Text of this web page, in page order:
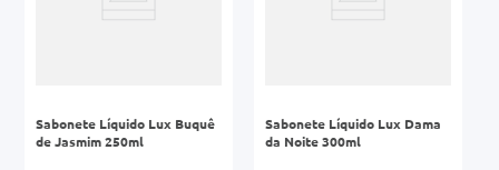
Sabonete Líquido Lux Buquê
de Jasmim 250ml
Sabonete Líquido Lux Dama
da Noite 300ml